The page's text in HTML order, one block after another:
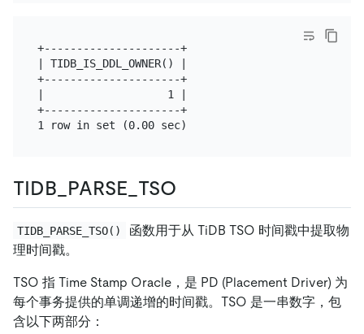
+---------------------+
| TIDB_IS_DDL_OWNER() |
+---------------------+
|                   1 |
+---------------------+
TIDB_PARSE_TSO
TIDB_PARSE_TSO()
函数用于从 TiDB TSO 时间戳中提取物
理时间戳。
TSO 指 Time Stamp Oracle，是 PD (Placement Driver) 为
每个事务提供的单调递增的时间戳。TSO 是一串数字，包
含以下两部分：